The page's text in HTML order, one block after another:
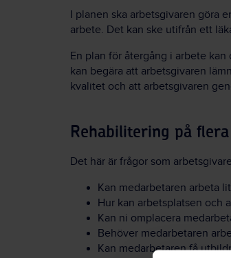
I planen ska arbetsgivaren göra
arbete. Det kan ske utifrån ett
En plan för återgång i arbete
kan begära att arbetsgivaren
kvalitet och att arbetsgivaren
Rehabilitering på
Det här är frågor som
Kan medarbetaren arbeta
Hur kan arbetsplatsen och
Kan ni omplacera
Behöver medarbetaren
Kan medarbetaren få